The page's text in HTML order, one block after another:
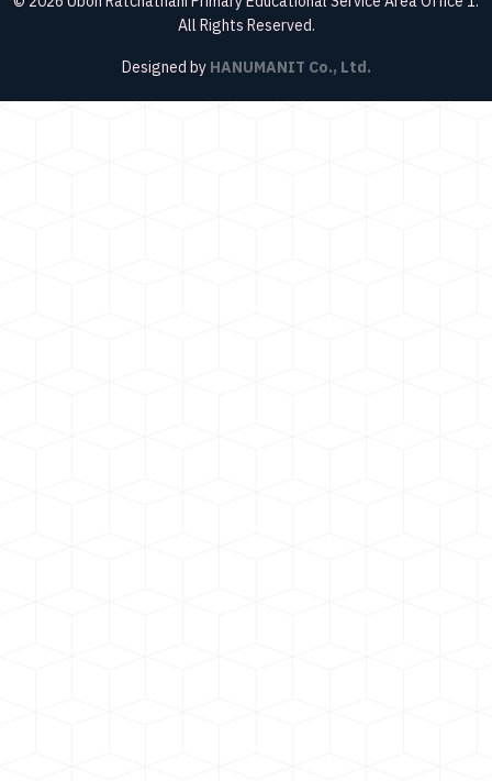
All Rights Reserved.
Designed by HANUMANIT Co., Ltd.